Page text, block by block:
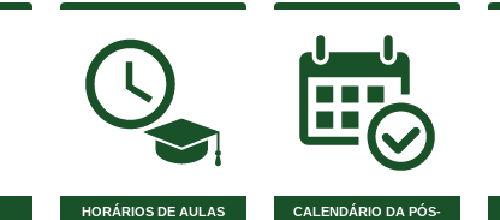
HORÁRIOS DE AULAS
CALENDÁRIO DA PÓS-